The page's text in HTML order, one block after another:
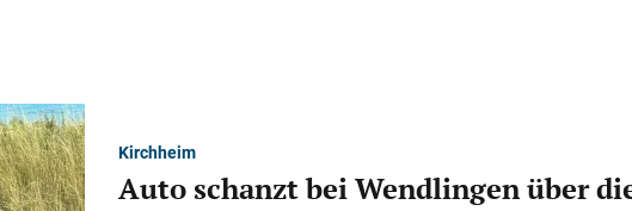
Kirchheim
Auto schanzt bei Wendlingen über